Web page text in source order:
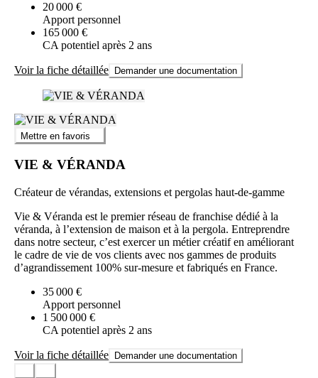
20 000 €
Apport personnel
165 000 €
CA potentiel après 2 ans
Voir la fiche détaillée Demander une documentation
Mettre en favoris
VIE & VÉRANDA
Créateur de vérandas, extensions et pergolas haut-de-gamme
Vie & Véranda est le premier réseau de franchise dédié à la
véranda, à l’extension de maison et à la pergola. Entreprendre
dans notre secteur, c’est exercer un métier créatif en améliorant
le cadre de vie de vos clients avec nos gammes de produits
d’agrandissement 100% sur-mesure et fabriqués en France.
35 000 €
Apport personnel
1 500 000 €
CA potentiel après 2 ans
Voir la fiche détaillée Demander une documentation